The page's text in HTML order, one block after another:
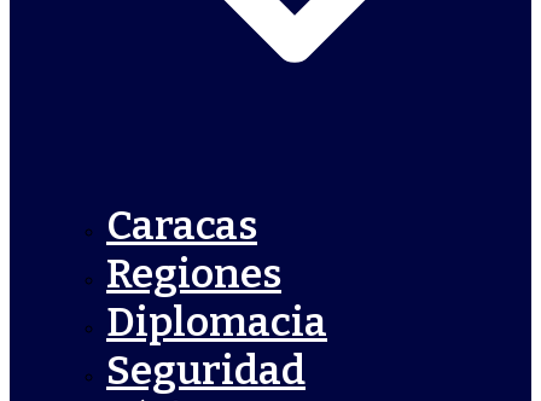
Caracas
Regiones
Diplomacia
Seguridad